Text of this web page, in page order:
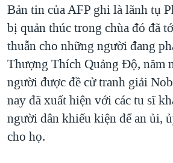
KINH TẾ
KHOA HỌC
VĂN HOÁ
THỂ THAO
GIÁO DỤC
GIẢI MÃ VÀNH ĐAI & CON ĐƯỜNG
NGÀY TỊ NẠN THẾ GIỚI
TRỊNH VĨNH BÌNH - NGƯỜI HẠ 'BÊN
GROUND ZERO – XƯA VÀ NAY
CHI PHÍ CHIẾN TRANH AFGHANISTAN
CÁC GIÁ TRỊ CỘNG HÒA Ở VIỆT NAM
MẠNG XÃ HỘI
Ngôn ngữ khác
Bản tin của AFP ghi là lãnh tụ
bị quản thúc trong chùa đó đã
thuẫn cho những người đang
Thượng Thích Quảng Độ, năm
người được đề cử tranh giải
nay đã xuất hiện với các tu sĩ
người dân khiếu kiện để an ủi,
cho họ.